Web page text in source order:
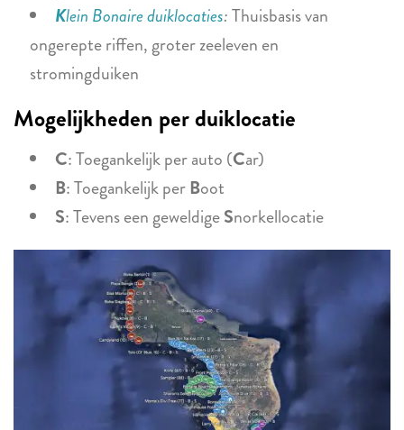
Klein Bonaire duiklocaties:Thuisbasis van
ongerepte riffen, groter zeeleven en
stromingduiken
Mogelijkheden per duiklocatie
C: Toegankelijk per auto (Car)
B: Toegankelijk perBoot
S: Tevens een geweldigeSnorkellocatie